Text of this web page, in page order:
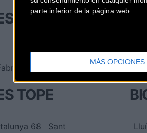
parte inferior de la página web.
MÁS OPCIONES
Aro
7
TOPE
68
Sant